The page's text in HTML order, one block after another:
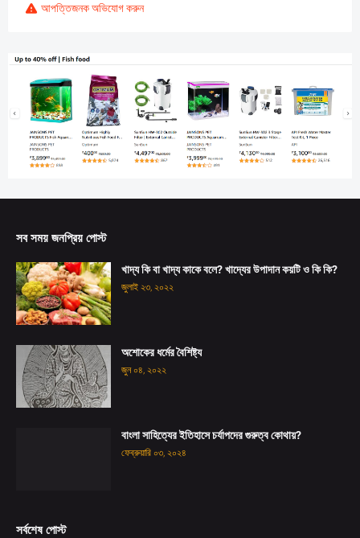
আপত্তিজনক অভিযোগ করুন
সব সময় জনপ্রিয় পোস্ট
খাদ্য কি বা খাদ্য কাকে বলে? খাদ্যের উপাদান কয়টি ও কি কি?
জুলাই ২৩, ২০২২
অশোকের ধর্মের বৈশিষ্ট্য
জুন ০৪, ২০২২
বাংলা সাহিত্যের ইতিহাসে চর্যাপদের গুরুত্ব কোথায়?
ফেব্রুয়ারি ০৩, ২০২৪
সর্বশেষ পোস্ট